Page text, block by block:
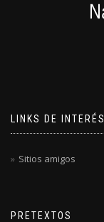
LINKS DE INTERÉS
Sitios amigos
PRETEXTOS